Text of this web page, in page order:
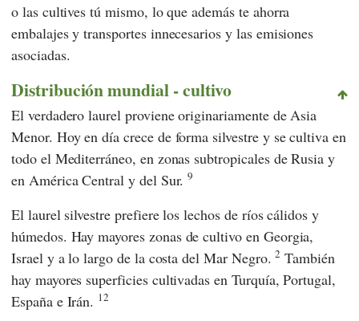
o las cultives tú mismo, lo que además te ahorra
embalajes y transportes innecesarios y las emisiones
asociadas.
Distribución mundial - cultivo
El verdadero laurel proviene originariamente de Asia
Menor. Hoy en día crece de forma silvestre y se cultiva en
todo el Mediterráneo, en zonas subtropicales de Rusia y
en América Central y del Sur.9
El laurel silvestre prefiere los lechos de ríos cálidos y
húmedos. Hay mayores zonas de cultivo en Georgia,
Israel y a lo largo de la costa del Mar Negro.2 También
hay mayores superficies cultivadas en Turquía, Portugal,
España e Irán. 12